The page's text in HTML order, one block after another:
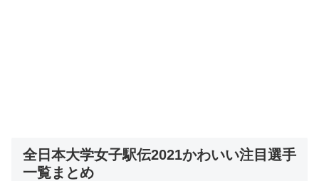
全日本大学女子駅伝2021かわいい注目選手
一覧まとめ